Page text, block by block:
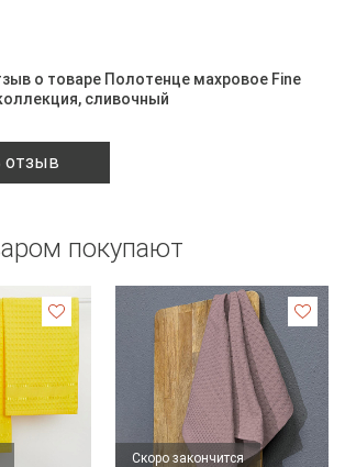
о товаре Полотенце махровое Fine
сливочный
отзыв
покупают
Скоро закончится